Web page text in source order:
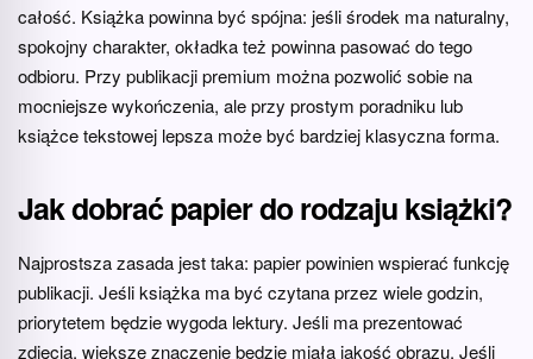
całość. Książka powinna być spójna: jeśli środek ma naturalny,
spokojny charakter, okładka też powinna pasować do tego
odbioru. Przy publikacji premium można pozwolić sobie na
mocniejsze wykończenia, ale przy prostym poradniku lub
książce tekstowej lepsza może być bardziej klasyczna forma.
Jak dobrać papier do rodzaju książki?
Najprostsza zasada jest taka: papier powinien wspierać funkcję
publikacji. Jeśli książka ma być czytana przez wiele godzin,
priorytetem będzie wygoda lektury. Jeśli ma prezentować
zdjęcia, większe znaczenie będzie miała jakość obrazu. Jeśli